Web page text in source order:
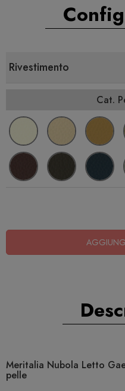
Rivestimento
Cat.
Meritalia Nubola Letto
pelle